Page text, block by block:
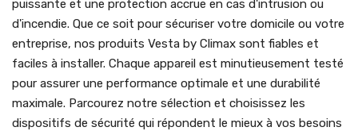
puissante et une protection accrue en cas d'intrusion ou
d'incendie. Que ce soit pour sécuriser votre domicile ou votre
entreprise, nos produits Vesta by Climax sont fiables et
faciles à installer. Chaque appareil est minutieusement testé
pour assurer une performance optimale et une durabilité
maximale. Parcourez notre sélection et choisissez les
dispositifs de sécurité qui répondent le mieux à vos besoins